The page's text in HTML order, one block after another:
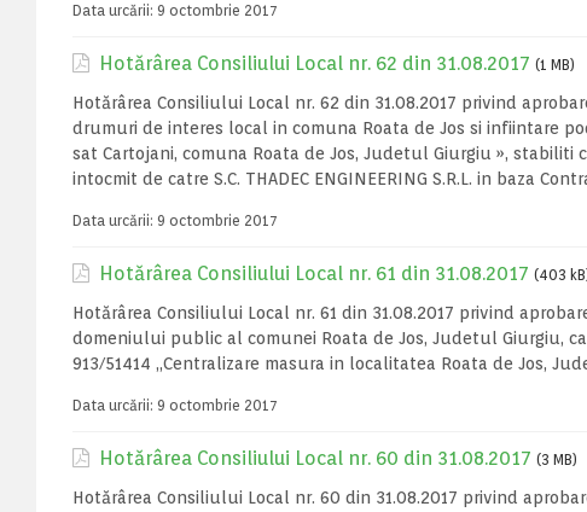
Data urcării: 9 octombrie 2017
Hotărârea Consiliului Local nr. 62 din 31.08.2017 (1 MB)
Hotărârea Consiliului Local nr. 62 din 31.08.2017 privind
drumuri de interes local in comuna Roata de Jos si infiintare
sat Cartojani, comuna Roata de Jos, Judetul Giurgiu »,
intocmit de catre S.C. THADEC ENGINEERING S.R.L. in baza
Data urcării: 9 octombrie 2017
Hotărârea Consiliului Local nr. 61 din 31.08.2017 (403
Hotărârea Consiliului Local nr. 61 din 31.08.2017 privind
domeniului public al comunei Roata de Jos, Judetul Giurgiu,
913/51414 „Centralizare masura in localitatea Roata de Jos,
Data urcării: 9 octombrie 2017
Hotărârea Consiliului Local nr. 60 din 31.08.2017 (3 MB)
Hotărârea Consiliului Local nr. 60 din 31.08.2017 privind